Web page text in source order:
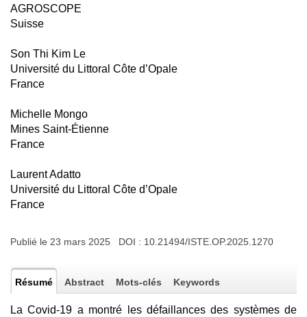
AGROSCOPE
Suisse
Son Thi Kim Le
Université du Littoral Côte d’Opale
France
Michelle Mongo
Mines Saint-Étienne
France
Laurent Adatto
Université du Littoral Côte d’Opale
France
Publié le 23 mars 2025 DOI : 10.21494/ISTE.OP.2025.1270
Résumé Abstract Mots-clés Keywords
La Covid-19 a montré les défaillances des systèmes de